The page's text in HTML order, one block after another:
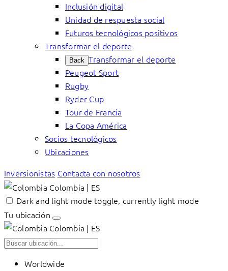
Inclusión digital
Unidad de respuesta social
Futuros tecnológicos positivos
Transformar el deporte
Back Transformar el deporte
Peugeot Sport
Rugby
Ryder Cup
Tour de Francia
La Copa América
Socios tecnológicos
Ubicaciones
Inversionistas Contacta con nosotros
Colombia | ES
Dark and light mode toggle, currently light mode
Tu ubicación
Colombia | ES
Worldwide